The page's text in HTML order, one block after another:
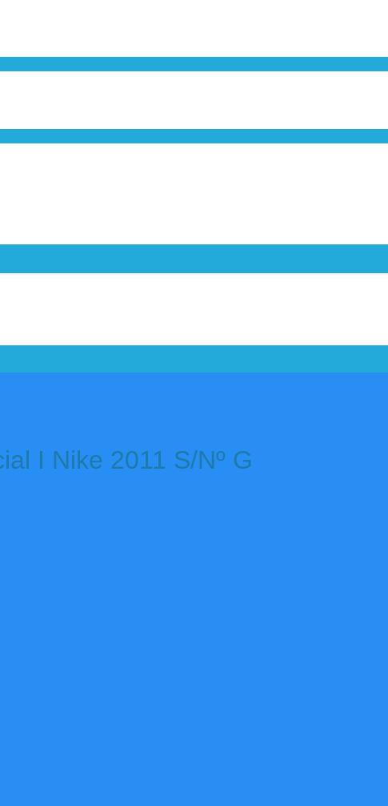
I Nike 2011 S/Nº G